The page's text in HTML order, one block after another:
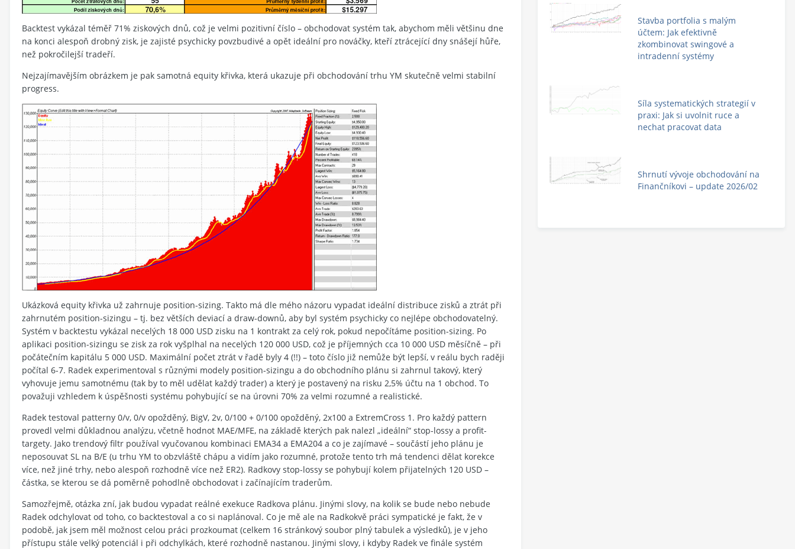
Backtest vykázal téměř 71% ziskových dnů, což je velmi pozitivní číslo – obchodovat systém tak, abychom měli většinu dne
na konci alespoň drobný zisk, je zajisté psychicky povzbudivé a opět ideální pro nováčky, kteří ztrácející dny snášejí hůře,
než pokročilejší tradeří.
Nejzajímavějším obrázkem je pak samotná equity křivka, která ukazuje při obchodování trhu YM skutečně velmi stabilní
progress.
Ukázková equity křivka už zahrnuje position-sizing. Takto má dle mého názoru vypadat ideální distribuce zisků a ztrát při
zahrnutém position-sizingu – tj. bez větších deviací a draw-downů, aby byl systém psychicky co nejlépe obchodovatelný.
Systém v backtestu vykázal necelých 18 000 USD zisku na 1 kontrakt za celý rok, pokud nepočítáme position-sizing. Po
aplikaci position-sizingu se zisk za rok vyšplhal na necelých 120 000 USD, což je příjemných cca 10 000 USD měsíčně – při
počátečním kapitálu 5 000 USD. Maximální počet ztrát v řadě byly 4 (!!) – toto číslo již nemůže být lepší, v reálu bych raději
počítal 6-7. Radek experimentoval s různými modely position-sizingu a do obchodního plánu si zahrnul takový, který
vyhovuje jemu samotnému (tak by to měl udělat každý trader) a který je postavený na risku 2,5% účtu na 1 obchod. To
považuji vzhledem k úspěšnosti systému pohybující se na úrovni 70% za velmi rozumné a realistické.
Radek testoval patterny 0/v, 0/v opožděný, BigV, 2v, 0/100 + 0/100 opožděný, 2x100 a ExtremCross 1. Pro každý pattern
provedl velmi důkladnou analýzu, včetně hodnot MAE/MFE, na základě kterých pak nalezl „ideální“ stop-lossy a profit-
targety. Jako trendový filtr používal vyučovanou kombinaci EMA34 a EMA204 a co je zajímavé – součástí jeho plánu je
neposouvat SL na B/E (u trhu YM to obzvláště chápu a vidím jako rozumné, protože tento trh má tendenci dělat korekce
více, než jiné trhy, nebo alespoň rozhodně více než ER2). Radkovy stop-lossy se pohybují kolem přijatelných 120 USD –
částka, se kterou se dá poměrně pohodlně obchodovat i začínajícím traderům.
Samozřejmě, otázka zní, jak budou vypadat reálné exekuce Radkova plánu. Jinými slovy, na kolik se bude nebo nebude
Radek odchylovat od toho, co backtestoval a co si naplánoval. Co je mě ale na Radkokvě práci sympatické je fakt, že v
podobě, jak jsem měl možnost celou práci prozkoumat (celkem 16 stránkový soubor plný tabulek a výsledků), je v jeho
přístupu stále velký potenciál i při odchylkách, které rozhodně nastanou. Jinými slovy, i kdyby Radek ve finále systém
Stavba portfolia s malým
účtem: Jak efektivně
zkombinovat swingové a
intradenní systémy
Síla systematických strategií v
praxi: Jak si uvolnit ruce a
nechat pracovat data
Shrnutí vývoje obchodování na
Finančníkovi – update 2026/02